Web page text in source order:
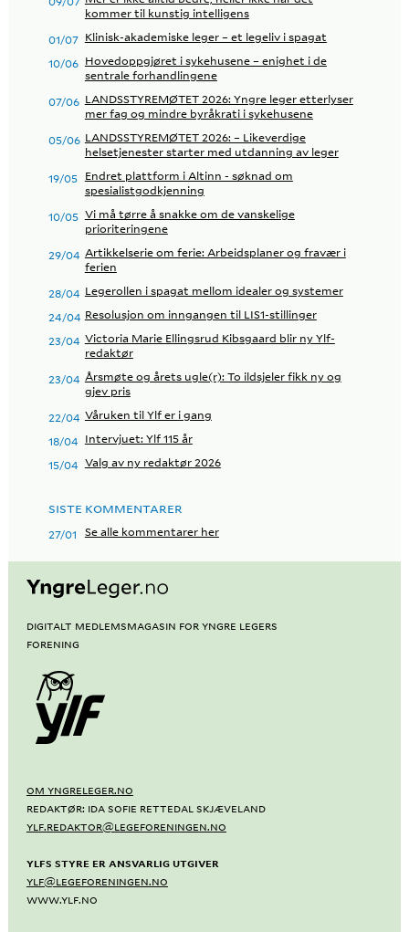
kommer til kunstig intelligens
01/07 Klinisk-akademiske leger – et legeliv i spagat
10/06 Hovedoppgjøret i sykehusene – enighet i de
sentrale forhandlingene
07/06 LANDSSTYREMØTET 2026: Yngre leger etterlyser
mer fag og mindre byråkrati i sykehusene
05/06 LANDSSTYREMØTET 2026: – Likeverdige
helsetjenester starter med utdanning av leger
19/05 Endret plattform i Altinn - søknad om
spesialistgodkjenning
10/05 Vi må tørre å snakke om de vanskelige
prioriteringene
29/04 Artikkelserie om ferie: Arbeidsplaner og fravær i
ferien
28/04 Legerollen i spagat mellom idealer og systemer
24/04 Resolusjon om inngangen til LIS1-stillinger
23/04 Victoria Marie Ellingsrud Kibsgaard blir ny Ylf-
redaktør
23/04 Årsmøte og årets ugle(r): To ildsjeler fikk ny og
gjev pris
22/04 Våruken til Ylf er i gang
18/04 Intervjuet: Ylf 115 år
15/04 Valg av ny redaktør 2026
SISTE KOMMENTARER
27/01 Se alle kommentarer her
Digitalt medlemsmagasin for Yngre Legers
Forening
OM YNGRELEGER.NO
REDAKTØR: IDA SOFIE RETTEDAL SKJÆVELAND
YLF.REDAKTOR@LEGEFORENINGEN.NO
YLFS STYRE ER ANSVARLIG UTGIVER
YLF@LEGEFORENINGEN.NO
WWW.YLF.NO